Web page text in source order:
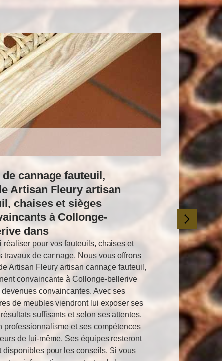
cannage fauteuil,
Artisan Fleury artisan
chaises et sièges
à Collonge-
dans
réaliser pour vos fauteuils, chaises et
travaux de cannage. Nous vous offrons
Artisan Fleury artisan cannage fauteuil,
convaincante à Collonge-bellerive
convaincantes. Avec ses
de meubles viendront lui exposer ses
suffisants et selon ses attentes.
professionnalisme et ses compétences
de lui-même. Ses équipes resteront
disponibles pour les conseils. Si vous
Ne
Vos
bellerive
chaises
fauteuil,
toujours
certaine
possèdent
vos